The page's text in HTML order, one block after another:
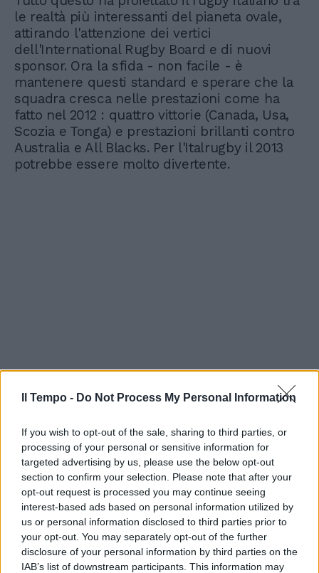
Il Tempo - Do Not Process My Personal Information
If you wish to opt-out of the sale, sharing to third parties, or
processing of your personal or sensitive information for
targeted advertising by us, please use the below opt-out
section to confirm your selection. Please note that after your
opt-out request is processed you may continue seeing
interest-based ads based on personal information utilized by
us or personal information disclosed to third parties prior to
your opt-out. You may separately opt-out of the further
disclosure of your personal information by third parties on the
IAB’s list of downstream participants. This information may
le realtà più interessanti del pianeta ovale,
attirando l'attenzione dei vertici
dell'International Rugby Board e di nuovi
sponsor. Ora la sfida - non facile - è
mantenere questi standard e sperare che la
squadra cresca nelle prestazioni come ha
fatto nel 2012 : quattro vittorie (Canada, Usa,
Scozia e Tonga) e prestazioni brillanti contro
Australia e All Blacks. Per l'Italrugby il 2013
potrebbe essere molto divertente.
In evidenza